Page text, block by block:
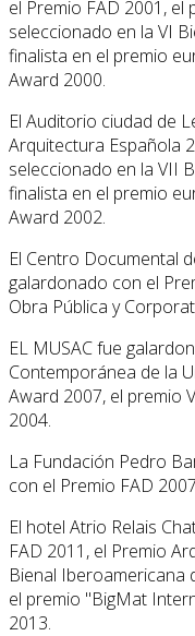
el Premio FAD 2001, el
seleccionado en la VI
finalista en el premio
Award 2000.
El Auditorio ciudad de
Arquitectura Española
seleccionado en la VII
finalista en el premio
Award 2002.
El Centro Documental
galardonado con el
Obra Pública y
EL MUSAC fue
Contemporánea de la
Award 2007, el premio
2004.
La Fundación Pedro
con el Premio FAD
El hotel Atrio Relais
FAD 2011, el Premio
Bienal Iberoamericana
el premio "BigMat
2013.